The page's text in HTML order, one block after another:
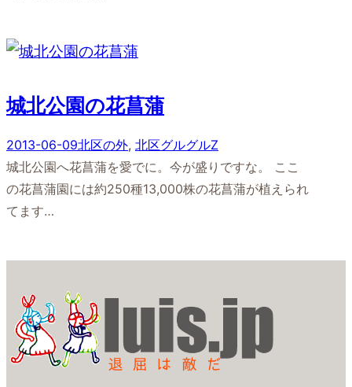
城北公園の花菖蒲
2013-06-09北区の外, 北区グルグルZ
城北公園へ花菖蒲を愛でに。今が盛りですな。 ここ
の花菖蒲園には約250種13,000株の花菖蒲が植えられ
てます…